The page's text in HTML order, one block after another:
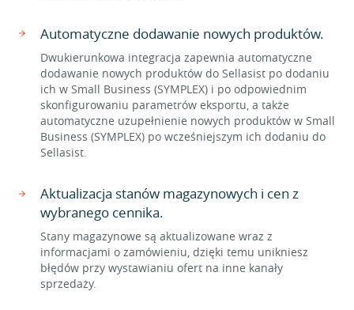
Automatyczne dodawanie nowych produktów.
Dwukierunkowa integracja zapewnia automatyczne
dodawanie nowych produktów do Sellasist po dodaniu
ich w Small Business (SYMPLEX) i po odpowiednim
skonfigurowaniu parametrów eksportu, a także
automatyczne uzupełnienie nowych produktów w Small
Business (SYMPLEX) po wcześniejszym ich dodaniu do
Sellasist.
Aktualizacja stanów magazynowych i cen z
wybranego cennika.
Stany magazynowe są aktualizowane wraz z
informacjami o zamówieniu, dzięki temu unikniesz
błędów przy wystawianiu ofert na inne kanały
sprzedaży.